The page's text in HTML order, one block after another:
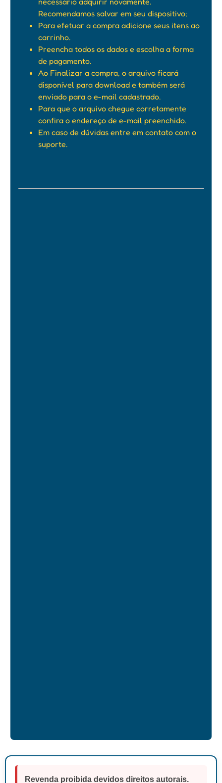
Recomendamos salvar em seu dispositivo;
Para efetuar a compra adicione seus itens ao
carrinho.
Preencha todos os dados e escolha a forma
de pagamento.
Ao Finalizar a compra, o arquivo ficará
disponível para download e também será
enviado para o e-mail cadastrado.
Para que o arquivo chegue corretamente
confira o endereço de e-mail preenchido.
Em caso de dúvidas entre em contato com o
suporte.
Revenda proibida devidos direitos autorais.